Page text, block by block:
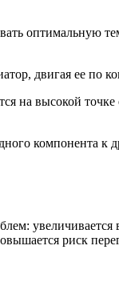
оптимальную
двигая ее по
на высокой точке
компонента к
увеличивается
риск